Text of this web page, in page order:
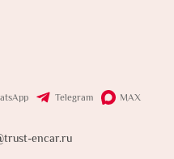
Telegram MAX
encar.ru